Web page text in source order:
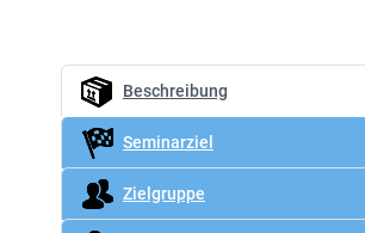
Beschreibung
Seminarziel
Zielgruppe